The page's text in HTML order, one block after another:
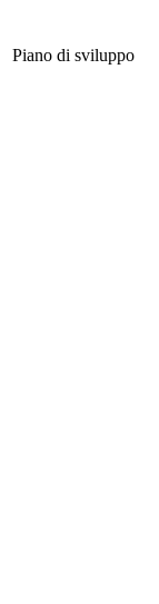
Piano di sviluppo